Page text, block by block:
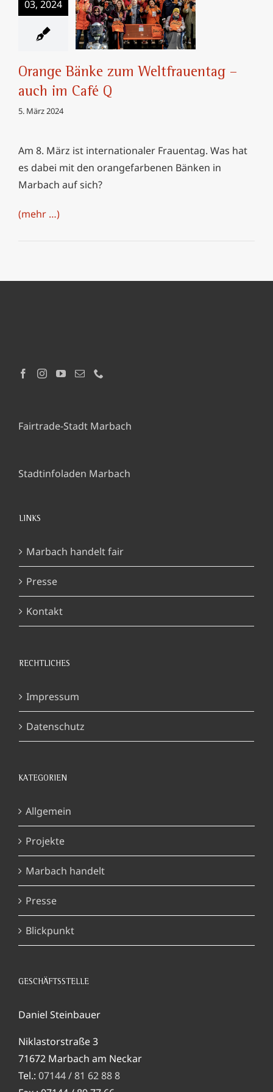
03, 2024
Orange Bänke zum
Weltfrauentag –
auch im Café Q
Orange Bänke zum Weltfrauentag –
auch im Café Q
5. März 2024
Am 8. März ist internationaler Frauentag. Was hat
es dabei mit den orangefarbenen Bänken in
Marbach auf sich?
(mehr …)
Fairtrade-Stadt Marbach
Stadtinfoladen Marbach
LINKS
Marbach handelt fair
Presse
Kontakt
RECHTLICHES
Impressum
Datenschutz
KATEGORIEN
Allgemein
Projekte
Marbach handelt
Presse
Blickpunkt
GESCHÄFTSSTELLE
Daniel Steinbauer
Niklastorstraße 3
71672 Marbach am Neckar
Tel.: 07144 / 81 62 88 8